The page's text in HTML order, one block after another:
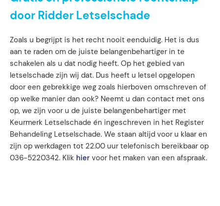
door Ridder Letselschade
Zoals u begrijpt is het recht nooit eenduidig. Het is dus
aan te raden om de juiste belangenbehartiger in te
schakelen als u dat nodig heeft. Op het gebied van
letselschade zijn wij dat. Dus heeft u letsel opgelopen
door een gebrekkige weg zoals hierboven omschreven of
op welke manier dan ook? Neemt u dan contact met ons
op, we zijn voor u de juiste belangenbehartiger met
Keurmerk Letselschade én ingeschreven in het Register
Behandeling Letselschade. We staan altijd voor u klaar en
zijn op werkdagen tot 22.00 uur telefonisch bereikbaar op
036-5220342. Klik hier voor het maken van een afspraak.